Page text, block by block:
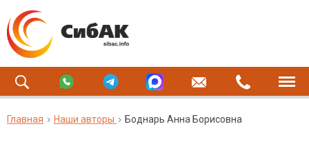
Главная Наши авторы Боднарь Анна Борисовна